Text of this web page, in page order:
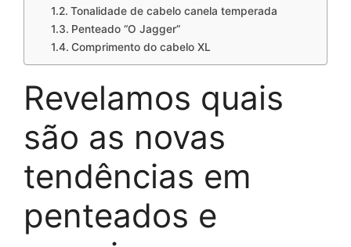
Tonalidade de cabelo canela temperada
Penteado “O Jagger”
Comprimento do cabelo XL
Revelamos quais
são as novas
tendências em
penteados e